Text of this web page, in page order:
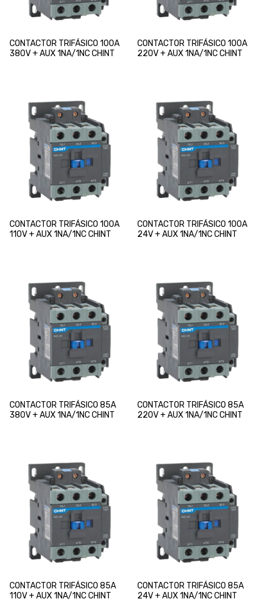
CONTACTOR TRIFÁSICO 100A
380V + AUX 1NA/1NC CHINT
CONTACTOR TRIFÁSICO 100A
220V + AUX 1NA/1NC CHINT
CONTACTOR TRIFÁSICO 100A
110V + AUX 1NA/1NC CHINT
CONTACTOR TRIFÁSICO 100A
24V + AUX 1NA/1NC CHINT
CONTACTOR TRIFÁSICO 85A
380V + AUX 1NA/1NC CHINT
CONTACTOR TRIFÁSICO 85A
220V + AUX 1NA/1NC CHINT
CONTACTOR TRIFÁSICO 85A
110V + AUX 1NA/1NC CHINT
CONTACTOR TRIFÁSICO 85A
24V + AUX 1NA/1NC CHINT